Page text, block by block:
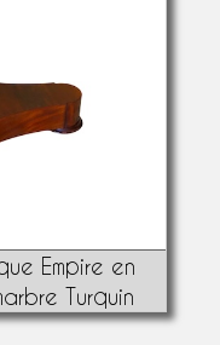
Empire en
Turquin